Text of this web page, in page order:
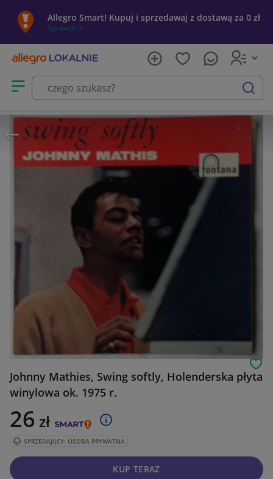
Allegro Smart! Kupuj i sprzedawaj z dostawą za 0 zł
Sprawdź »
Otwórz menu z kategoriami
szukaj
Johnny Mathies, Swing softly, Holenderska płyta
winylowa ok. 1975 r.
26 zł
SPRZEDAJĄCY: OSOBA PRYWATNA
KUP TERAZ